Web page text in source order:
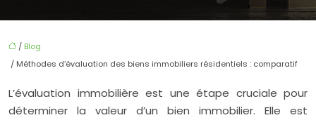
/ Blog
/ Méthodes d’évaluation des biens immobiliers résidentiels : comparatif
L’évaluation immobilière est une étape cruciale pour
déterminer la valeur d’un bien immobilier. Elle est